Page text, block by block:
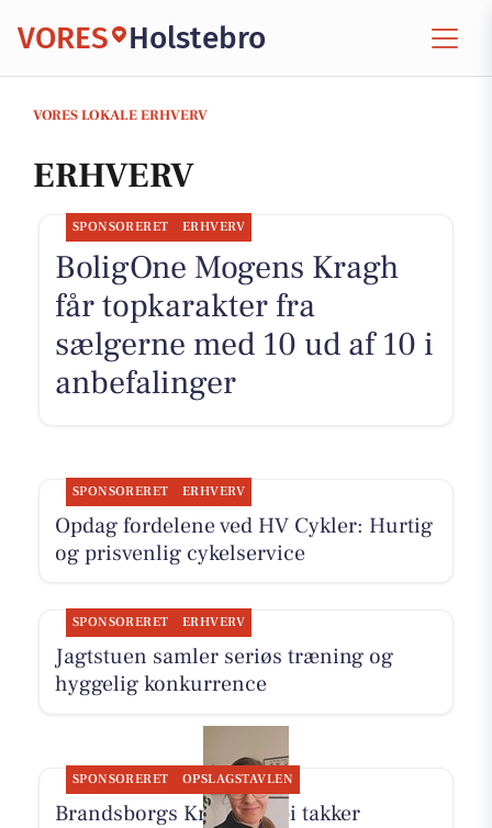
VORES Holstebro
VORES LOKALE ERHVERV
ERHVERV
SPONSORERET ERHVERV
BoligOne Mogens Kragh
får topkarakter fra
sælgerne med 10 ud af 10 i
anbefalinger
SPONSORERET ERHVERV
Opdag fordelene ved HV Cykler: Hurtig
og prisvenlig cykelservice
SPONSORERET ERHVERV
Jagtstuen samler seriøs træning og
hyggelig konkurrence
SPONSORERET OPSLAGSTAVLEN
Brandsborgs Kropsterapi takker